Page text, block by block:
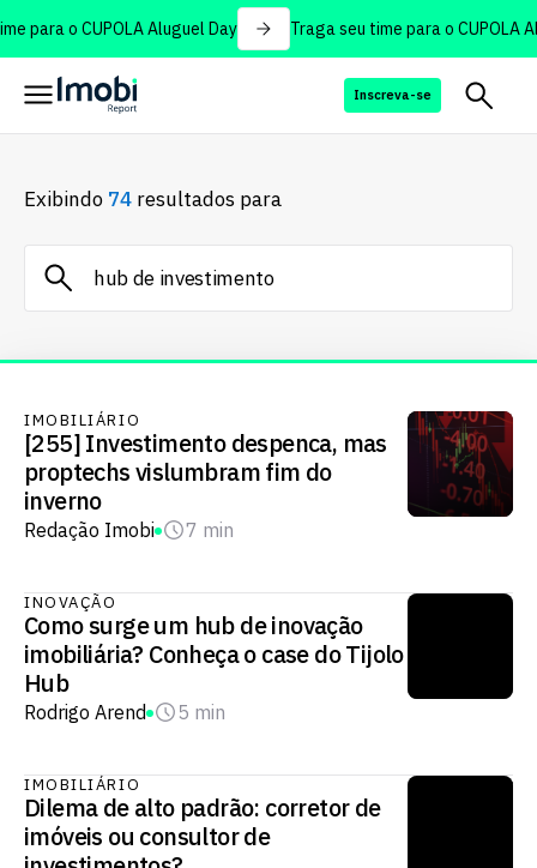
para o CUPOLA Aluguel Day Traga seu time para o CUPOLA
Inscreva-se
Exibindo 74 resultados para
IMOBILIÁRIO
[255] Investimento despenca, mas
proptechs vislumbram fim do
inverno
Redação Imobi 7 min
INOVAÇÃO
Como surge um hub de inovação
imobiliária? Conheça o case do Tijolo
Hub
Rodrigo Arend 5 min
IMOBILIÁRIO
Dilema de alto padrão: corretor de
imóveis ou consultor de